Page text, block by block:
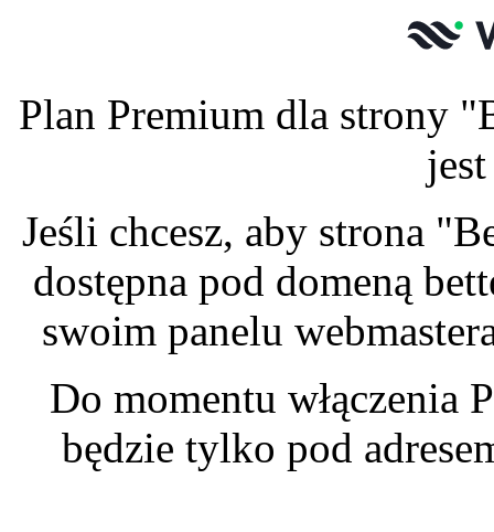
Plan Premium dla strony
Jeśli chcesz, aby strona
dostępna pod domeną
swoim panelu
Do momentu włączenia
będzie tylko pod